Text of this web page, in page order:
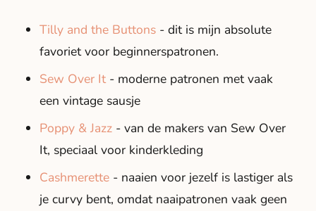
Tilly and the Buttons - dit is mijn absolute
favoriet voor beginnerspatronen.
Sew Over It- moderne patronen met vaak
een vintage sausje
Poppy & Jazz - van de makers van Sew Over
It, speciaal voor kinderkleding
Cashmerette - naaien voor jezelf is lastiger als
je curvy bent, omdat naaipatronen vaak geen